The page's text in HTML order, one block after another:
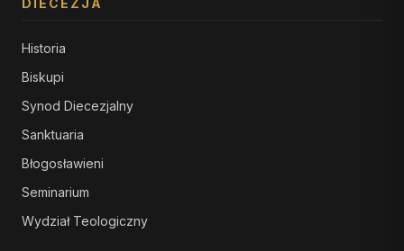
Historia
Biskupi
Synod Diecezjalny
Sanktuaria
Błogosławieni
Seminarium
Wydział Teologiczny